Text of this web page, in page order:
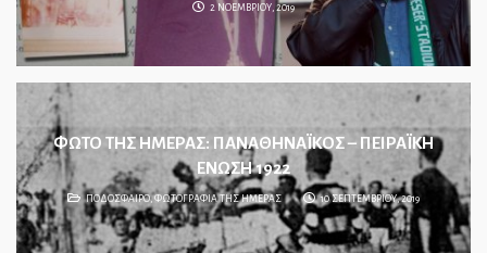
2 ΝΟΕΜΒΡΙΟΥ, 2019
ΦΩΤΟ ΤΗΣ ΗΜΕΡΑΣ: ΠΑΝΑΘΗΝΑΪΚΟΣ – ΠΕΙΡΑΪΚΗ
ΕΝΩΣΗ 1922
ΠΟΔΟΣΦΑΙΡΟ,ΦΩΤΟΓΡΑΦΙΑ ΤΗΣ ΗΜΕΡΑΣ 10 ΣΕΠΤΕΜΒΡΙΟΥ, 2019